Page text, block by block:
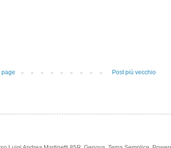
Post più vecchio
page